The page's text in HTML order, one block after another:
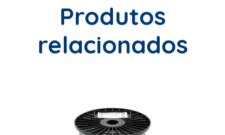
Produtos
relacionados